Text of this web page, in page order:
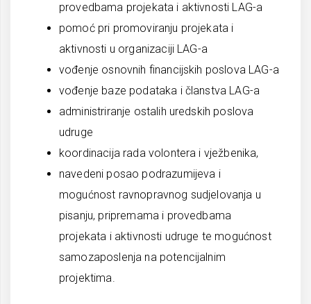
provedbama projekata i aktivnosti LAG-a
pomoć pri promoviranju projekata i
aktivnosti u organizaciji LAG-a
vođenje osnovnih financijskih poslova LAG-a
vođenje baze podataka i članstva LAG-a
administriranje ostalih uredskih poslova
udruge
koordinacija rada volontera i vježbenika,
navedeni posao podrazumijeva i
mogućnost ravnopravnog sudjelovanja u
pisanju, pripremama i provedbama
projekata i aktivnosti udruge te mogućnost
samozaposlenja na potencijalnim
projektima.